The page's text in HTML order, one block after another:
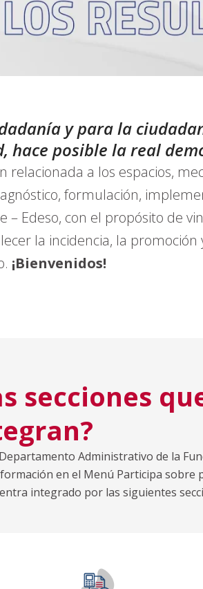
y para la
hace posible la real
a los espacios,
formulación,
Edeso, con el propósito de
la incidencia, la
¡Bienvenidos!
secciones
Administrativo de la
en el Menú Participa sobre
integrado por las siguientes